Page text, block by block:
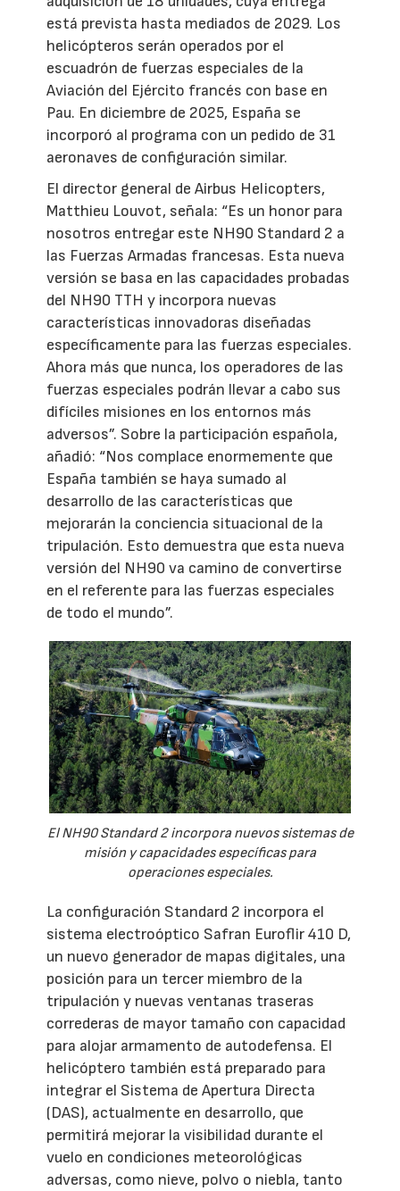
está prevista hasta mediados de 2029. Los
helicópteros serán operados por el
escuadrón de fuerzas especiales de la
Aviación del Ejército francés con base en
Pau. En diciembre de 2025, España se
incorporó al programa con un pedido de 31
aeronaves de configuración similar.
El director general de Airbus Helicopters,
Matthieu Louvot, señala: “Es un honor para
nosotros entregar este NH90 Standard 2 a
las Fuerzas Armadas francesas. Esta nueva
versión se basa en las capacidades probadas
del NH90 TTH y incorpora nuevas
características innovadoras diseñadas
específicamente para las fuerzas especiales.
Ahora más que nunca, los operadores de las
fuerzas especiales podrán llevar a cabo sus
difíciles misiones en los entornos más
adversos”. Sobre la participación española,
añadió: “Nos complace enormemente que
España también se haya sumado al
desarrollo de las características que
mejorarán la conciencia situacional de la
tripulación. Esto demuestra que esta nueva
versión del NH90 va camino de convertirse
en el referente para las fuerzas especiales
de todo el mundo”.
El NH90 Standard 2 incorpora nuevos sistemas de
misión y capacidades específicas para
operaciones especiales.
La configuración Standard 2 incorpora el
sistema electroóptico Safran Euroflir 410 D,
un nuevo generador de mapas digitales, una
posición para un tercer miembro de la
tripulación y nuevas ventanas traseras
correderas de mayor tamaño con capacidad
para alojar armamento de autodefensa. El
helicóptero también está preparado para
integrar el Sistema de Apertura Directa
(DAS), actualmente en desarrollo, que
permitirá mejorar la visibilidad durante el
vuelo en condiciones meteorológicas
adversas, como nieve, polvo o niebla, tanto